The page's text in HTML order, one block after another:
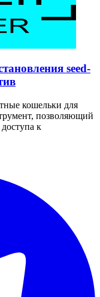
seed-
кошельки для
позволяющий
к